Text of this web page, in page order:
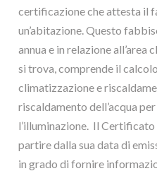
certificazione che attesta il
un’abitazione. Questo
annua e in relazione
si trova, comprende il
climatizzazione e
riscaldamento dell’acqua
l’illuminazione. Il Certificato
partire dalla sua data di
in grado di fornire